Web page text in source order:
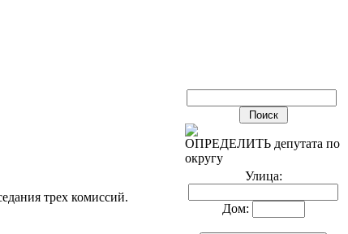
трех комиссий.
ОПРЕДЕЛИТЬ депутата по
округу
Улица:
Дом: